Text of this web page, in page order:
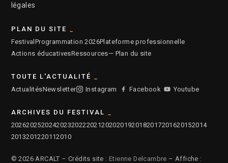
légales
PLAN DU SITE
FestivalProgrammation 2026Plateforme professionnelle
Actions éducativesRessources— Plan du site
TOUTE L'ACTUALITÉ
ActualitésNewsletter Instagram Facebook Youtube
ARCHIVES DU FESTIVAL
2026202520242023202220212020201920182017201620152014
2013201220112010
© 2026 ARCALT – Crédits site : Etienne Delcambre – Affiche :